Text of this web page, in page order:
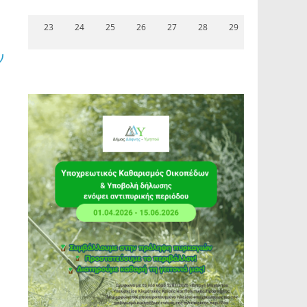
23 24 25 26 27 28 29